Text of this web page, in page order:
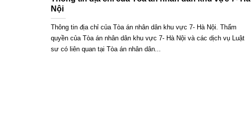
Nội
Thông tin địa chỉ của Tòa án nhân dân khu vực 7- Hà Nội. Thẩm
quyền của Tòa án nhân dân khu vực 7- Hà Nội và các dịch vụ Luật
sư có liên quan tại Tòa án nhân dân...